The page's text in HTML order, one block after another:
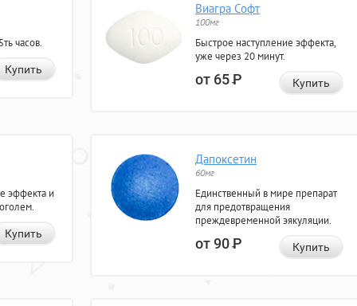
часов.
Купить
Виагра Софт
100мг
Быстрое наступление эффекта,
уже через 20 минут.
от 65Р Купить
эффекта и
Купить
Дапоксетин
60мг
Единственный в мире препарат
для предотвращения
преждевременной эякуляции.
от 90Р Купить